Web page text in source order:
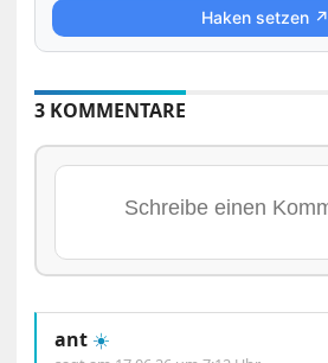
Haken setzen ↗
3 KOMMENTARE
ant ☀️